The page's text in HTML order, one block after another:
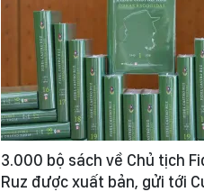
3.000 bộ sách về Chủ tịch
Ruz được xuất bản, gửi tới